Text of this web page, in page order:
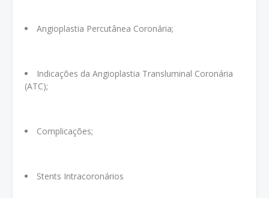
Angioplastia Percutânea Coronária;
Indicações da Angioplastia Transluminal Coronária
(ATC);
Complicações;
Stents Intracoronários